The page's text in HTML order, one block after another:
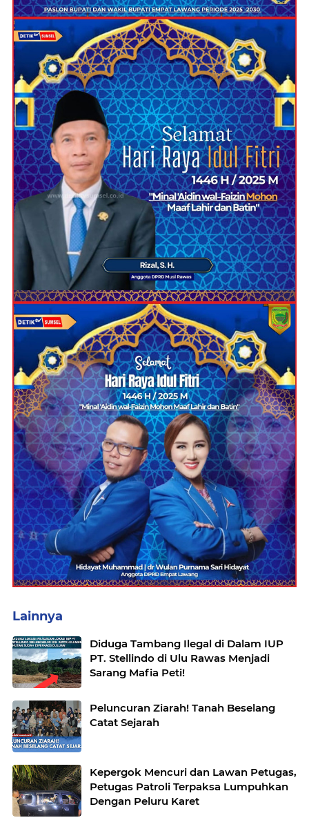
Lainnya
Diduga Tambang Ilegal di Dalam IUP
PT. Stellindo di Ulu Rawas Menjadi
Sarang Mafia Peti!
Peluncuran Ziarah! Tanah Beselang
Catat Sejarah
Kepergok Mencuri dan Lawan Petugas,
Petugas Patroli Terpaksa Lumpuhkan
Dengan Peluru Karet